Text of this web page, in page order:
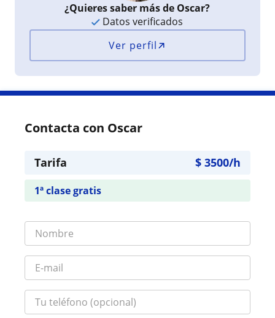
¿Quieres saber más de Oscar?
Datos verificados
Ver perfil
Contacta con Oscar
Tarifa $ 3500/h
1ª clase gratis